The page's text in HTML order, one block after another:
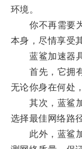
环境。
你不再需要为
本身，尽情享受
蓝鲨加速器具
首先，它拥有
无论你身在何处
其次，蓝鲨加
选择最佳网络路
此外，蓝鲨加